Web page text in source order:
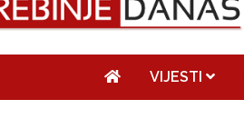
VIJESTI